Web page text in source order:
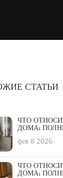
СТАТЬИ
ЧТО
ДОМА:
фев 8 2026
ЧТО
ДОМА: